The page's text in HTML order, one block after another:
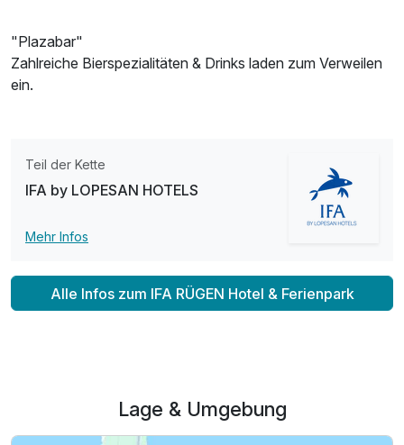
Für 3 Tage p.P. ab495,98 €
"Plazabar"
Zahlreiche Bierspezialitäten & Drinks laden zum Verweilen
ein.
Teil der Kette
IFA by LOPESAN HOTELS
Mehr Infos
Alle Infos zum IFA RÜGEN Hotel & Ferienpark
Lage & Umgebung